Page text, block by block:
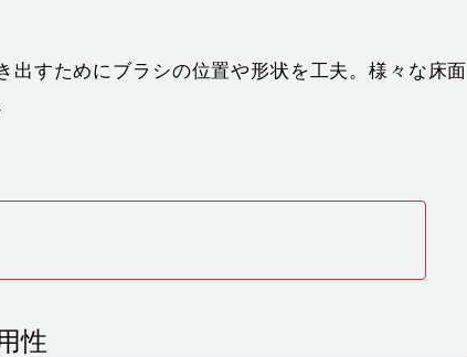
出すためにブラシの位置や形状を工夫。様々な床面
性